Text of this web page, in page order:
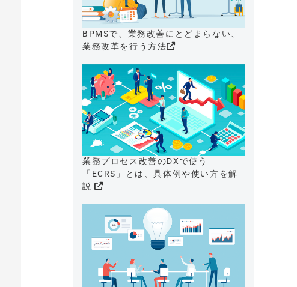
BPMSで、業務改善にとどまらない、
業務改革を行う方法
業務プロセス改善のDXで使う
「ECRS」とは、具体例や使い方を解
説